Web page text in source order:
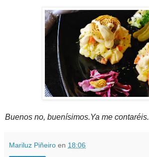
Buenos no, buenísimos.Ya me contaréis.
Mariluz Piñeiro en 18:06